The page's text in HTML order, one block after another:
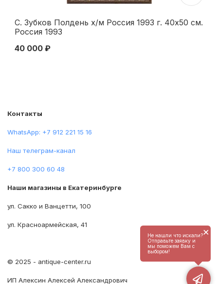
С. Зубков Полдень х/м Россия 1993 г. 40x50 см.
Россия 1993
40 000 ₽
Контакты
WhatsApp: +7 912 221 15 16
Наш телеграм-канал
+7 800 300 60 48
Наши магазины в Екатеринбурге
ул. Сакко и Ванцетти, 100
ул. Красноармейская, 41
© 2025 - antique-center.ru
ИП Алексин Алексей Александрович
Не нашли что искали?
Отправьте заявку и
мы поможем Вам с
выбором!
×